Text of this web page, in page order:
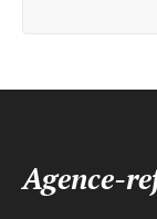
Agence-